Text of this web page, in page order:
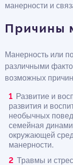
манерности и
Причины
Манерность или
различными
возможных
Развитие и
развития и
необычных
семейная
окружающей
манерности.
Травмы и